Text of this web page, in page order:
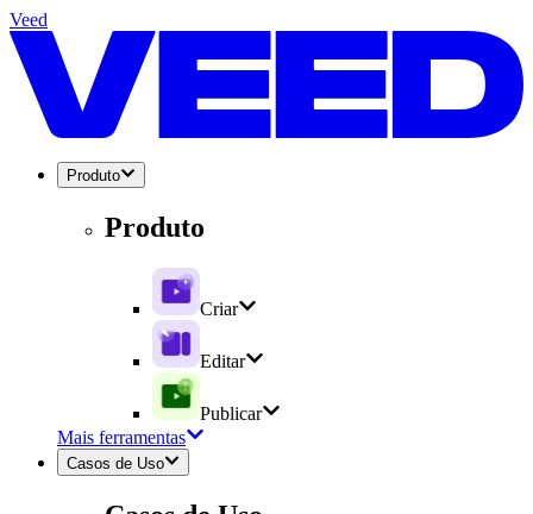
Veed
Produto
Produto
Criar
Editar
Publicar
Mais ferramentas
Casos de Uso